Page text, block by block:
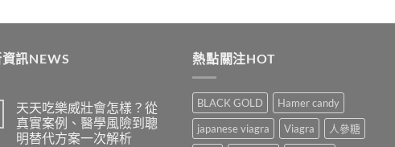
was: is:
$489
訊NEWS
天天吃樂威壯會怎樣？從
真實案例、醫學風險到聰
明替代方案一次解析
熱點關注HOT
BLACK GOLD
Hamer candy
japanese viagra
Viagra
人參糖